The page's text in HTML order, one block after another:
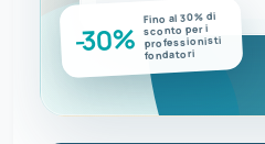
-30%
Fino al 30% di
sconto per i
professionisti
fondatori